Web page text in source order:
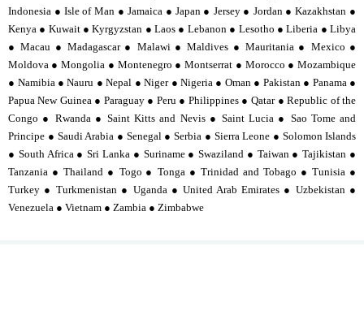
Indonesia ● Isle of Man ● Jamaica ● Japan ● Jersey ● Jordan ● Kazakhstan ●
Kenya ● Kuwait ● Kyrgyzstan ● Laos ● Lebanon ● Lesotho ● Liberia ● Libya
● Macau ● Madagascar ● Malawi ● Maldives ● Mauritania ● Mexico ●
Moldova ● Mongolia ● Montenegro ● Montserrat ● Morocco ● Mozambique
● Namibia ● Nauru ● Nepal ● Niger ● Nigeria ● Oman ● Pakistan ● Panama ●
Papua New Guinea ● Paraguay ● Peru ● Philippines ● Qatar ● Republic of the
Congo ● Rwanda ● Saint Kitts and Nevis ● Saint Lucia ● Sao Tome and
Principe ● Saudi Arabia ● Senegal ● Serbia ● Sierra Leone ● Solomon Islands
● South Africa ● Sri Lanka ● Suriname ● Swaziland ● Taiwan ● Tajikistan ●
Tanzania ● Thailand ● Togo ● Tonga ● Trinidad and Tobago ● Tunisia ●
Turkey ● Turkmenistan ● Uganda ● United Arab Emirates ● Uzbekistan ●
Venezuela ● Vietnam ● Zambia ● Zimbabwe